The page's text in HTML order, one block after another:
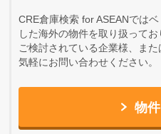
CRE倉庫検索 for ASEANでは
した海外の物件を取り扱ってお
ご検討されている企業様、ま
気軽にお問い合わせください。
物